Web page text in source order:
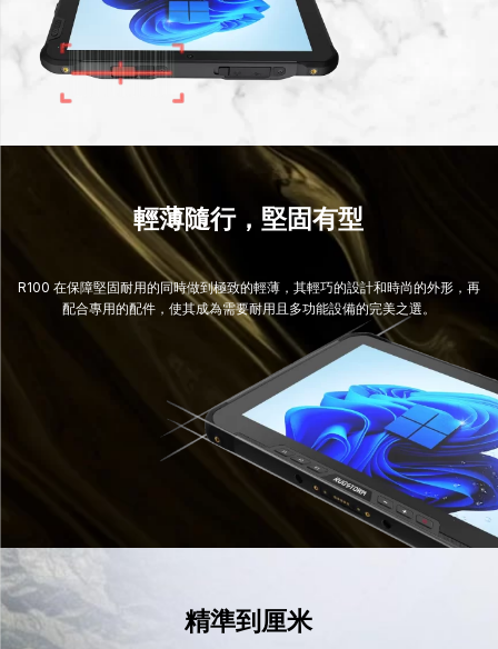
輕薄隨行，堅固有型
R100 在保障堅固耐用的同時做到極致的輕薄，其輕巧的設計和時尚的外形，再
配合專用的配件，使其成為需要耐用且多功能設備的完美之選。
精準到厘米